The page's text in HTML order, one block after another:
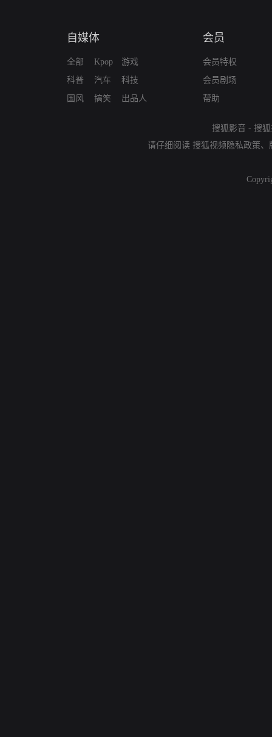
自媒体
全部
科普
国风
Kpop
汽车
搞笑
游戏
科技
出品人
会员
会员特权
会员剧场
帮助
搜狐影音 - 搜
请仔细阅读 搜狐视频隐私政策、